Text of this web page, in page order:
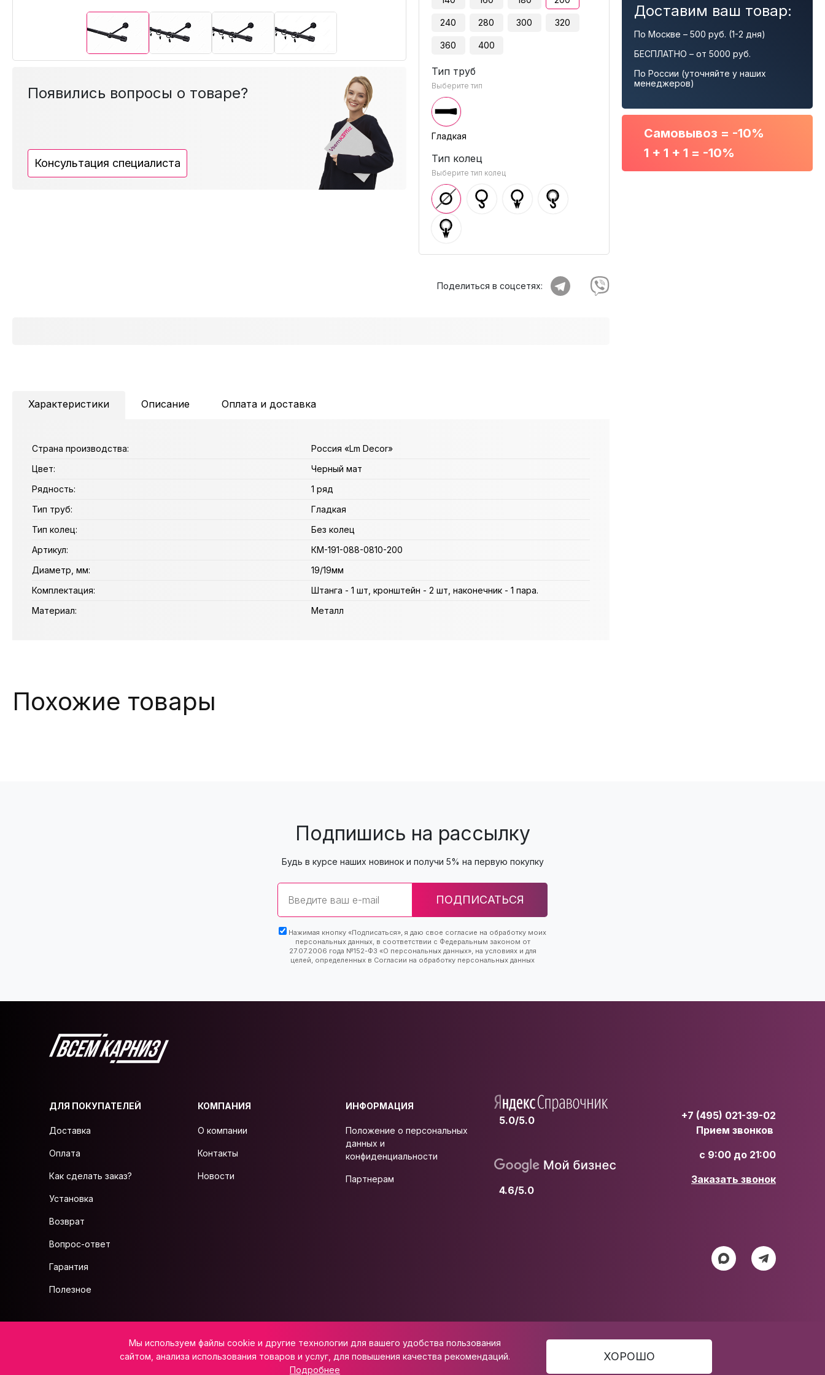
Появились вопросы о товаре?
Консультация специалиста
240 280 300 320
360 400
Тип труб
Выберите тип
Гладкая
Тип колец
Выберите тип колец
Поделиться в соцсетях:
Характеристики Описание Оплата и доставка
Страна производства:
Россия «Lm Decor»
Цвет:
Черный мат
Рядность:
1 ряд
Тип труб:
Гладкая
Тип колец:
Без колец
Артикул:
КМ-191-088-0810-200
Диаметр, мм:
19/19мм
Комплектация:
Штанга - 1 шт, кронштейн - 2 шт, наконечник - 1 пара.
Материал:
Металл
Похожие товары
Доставим ваш товар:
По Москве – 500 руб. (1-2 дня)
БЕСПЛАТНО – от 5000 руб.
По России (уточняйте у наших
менеджеров)
Самовывоз = -10%
1 + 1 + 1 = -10%
Подпишись на рассылку
Будь в курсе наших новинок и получи 5% на первую покупку
Email
ПОДПИСАТЬСЯ
Нажимая кнопку «Подписаться», я даю свое согласие на обработку моих
персональных данных, в соответствии с Федеральным законом от
27.07.2006 года №152-ФЗ «О персональных данных», на условиях и для
целей, определенных в Согласии на обработку персональных данных
Мы используем файлы cookie и другие технологии для вашего удобства пользования
сайтом, анализа использования товаров и услуг, для повышения качества рекомендаций.
Подробнее
ХОРОШО
ДЛЯ ПОКУПАТЕЛЕЙ
Доставка
Оплата
Как сделать заказ?
Установка
Возврат
Вопрос-ответ
Гарантия
Полезное
КОМПАНИЯ
О компании
Контакты
Новости
ИНФОРМАЦИЯ
Положение о персональных
данных и
конфиденциальности
Партнерам
+7 (495) 021-39-02
Прием звонков
с 9:00 до 21:00
Заказать звонок
5.0/5.0
4.6/5.0
Юридический адрес: 359225, Калмыкия Респ, р-н Лаганский, с. Северное, ул. Школьная, д. 47
info@vsemkarniz.ru